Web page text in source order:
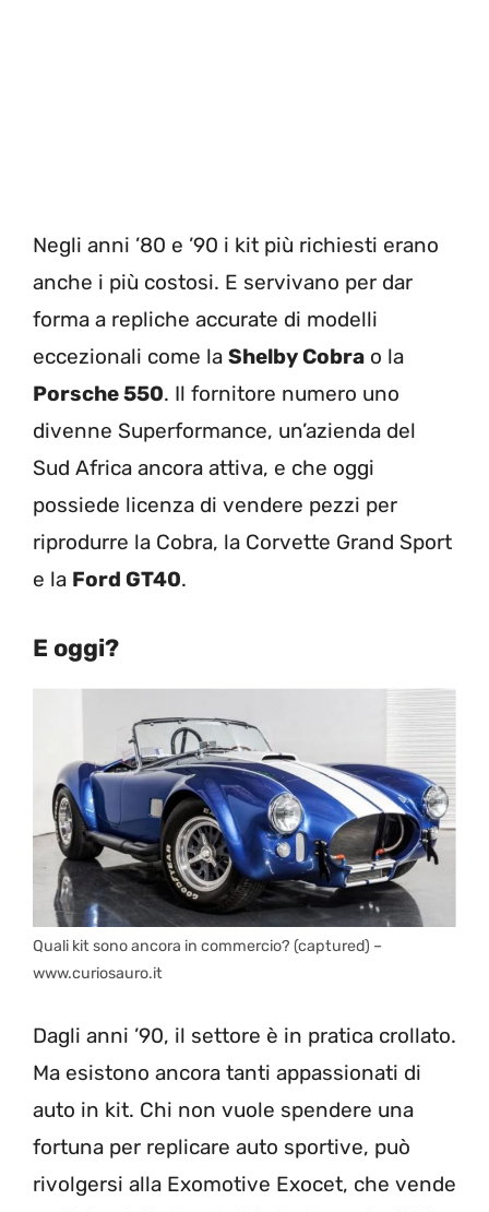
Negli anni ’80 e ’90 i kit più richiesti erano
anche i più costosi. E servivano per dar
forma a repliche accurate di modelli
eccezionali come la Shelby Cobra o la
Porsche 550. Il fornitore numero uno
divenne Superformance, un’azienda del
Sud Africa ancora attiva, e che oggi
possiede licenza di vendere pezzi per
riprodurre la Cobra, la Corvette Grand Sport
e la Ford GT40.
E oggi?
Quali kit sono ancora in commercio? (captured) –
www.curiosauro.it
Dagli anni ’90, il settore è in pratica crollato.
Ma esistono ancora tanti appassionati di
auto in kit. Chi non vuole spendere una
fortuna per replicare auto sportive, può
rivolgersi alla Exomotive Exocet, che vende